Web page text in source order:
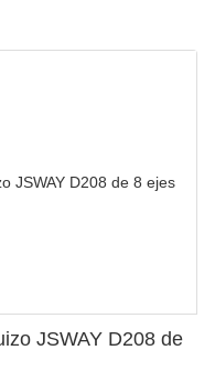
JSWAY D208 de